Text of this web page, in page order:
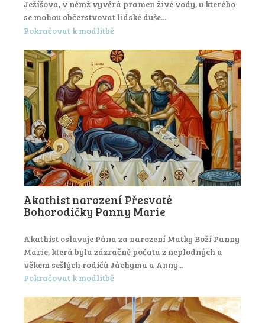
Ježíšova, v němž vyvěrá pramen živé vody, u kterého
se mohou občerstvovat lidské duše...
Pokračovat k modlitbě
Akathist narození Přesvaté
Bohorodičky Panny Marie
Akathist oslavuje Pána za narození Matky Boží Panny
Marie, která byla zázračně počata z neplodných a
věkem sešlých rodičů Jáchyma a Anny...
Pokračovat k modlitbě